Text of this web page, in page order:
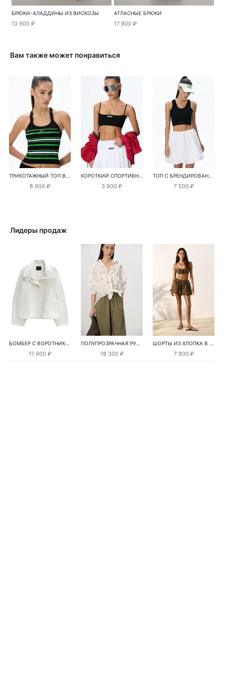
БРЮКИ-АЛАДДИНЫ ИЗ ВИСКОЗЫ
13 900 ₽
АТЛАСНЫЕ БРЮКИ
17 900 ₽
Вам также может понравиться
ТРИКОТАЖНЫЙ ТОП В ПОЛОСКУ
8 900 ₽
КОРОТКИЙ СПОРТИВНЫЙ ТОП НА БРЕТЕЛЬКАХ
3 900 ₽
ТОП С БРЕНДИРОВАННЫМ ЖАККАРДОМ
7 500 ₽
Лидеры продаж
БОМБЕР С ВОРОТНИКОМ-СТОЙКОЙ
17 900 ₽
ПОЛУПРОЗРАЧНАЯ РУБАШКА С РОМАШКАМИ
18 300 ₽
ШОРТЫ ИЗ ХЛОПКА В КЛЕТКУ
7 900 ₽